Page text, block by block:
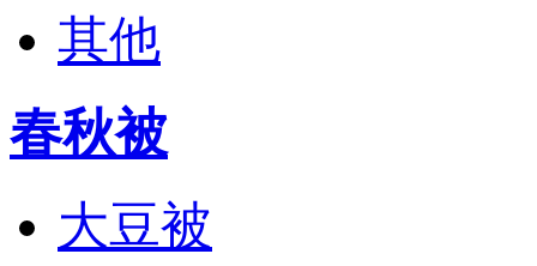
其他
春秋被
大豆被